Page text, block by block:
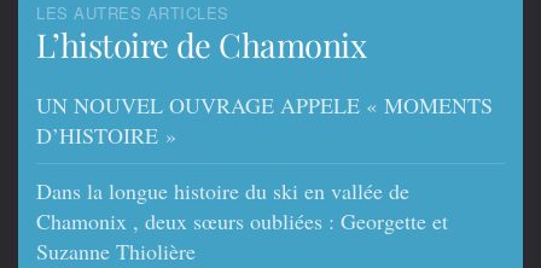
LES AUTRES ARTICLES
L’histoire de Chamonix
UN NOUVEL OUVRAGE APPELE « MOMENTS
D’HISTOIRE »
Dans la longue histoire du ski en vallée de
Chamonix , deux sœurs oubliées : Georgette et
Suzanne Thiolière